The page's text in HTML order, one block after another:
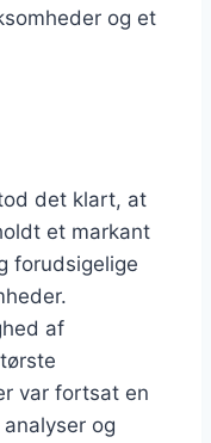
og et
det klart, at
et markant
forudsigelige
af
var fortsat en
og